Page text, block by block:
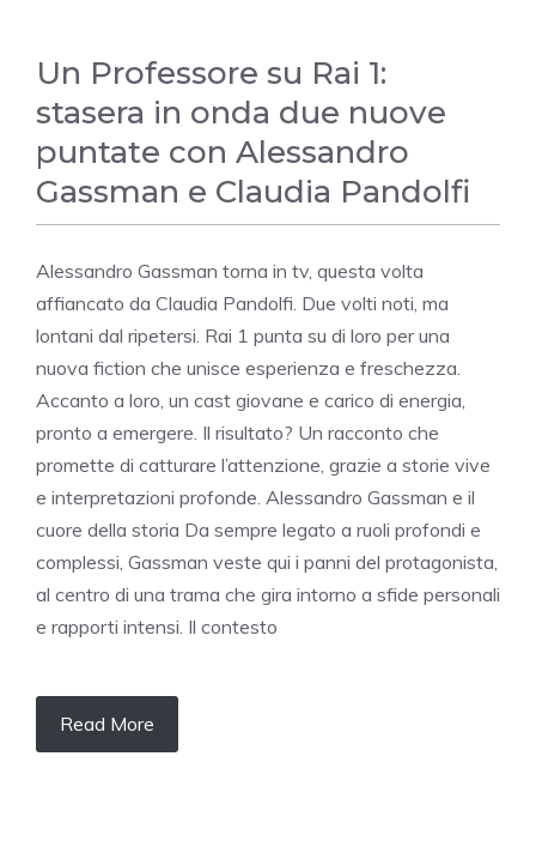
Un Professore su Rai 1:
stasera in onda due nuove
puntate con Alessandro
Gassman e Claudia Pandolfi
Alessandro Gassman torna in tv, questa volta
affiancato da Claudia Pandolfi. Due volti noti, ma
lontani dal ripetersi. Rai 1 punta su di loro per una
nuova fiction che unisce esperienza e freschezza.
Accanto a loro, un cast giovane e carico di energia,
pronto a emergere. Il risultato? Un racconto che
promette di catturare l’attenzione, grazie a storie vive
e interpretazioni profonde. Alessandro Gassman e il
cuore della storia Da sempre legato a ruoli profondi e
complessi, Gassman veste qui i panni del protagonista,
al centro di una trama che gira intorno a sfide personali
e rapporti intensi. Il contesto
Read More